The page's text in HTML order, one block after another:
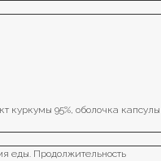
куркумы 95%, оболочка капсулы
еды. Продолжительность